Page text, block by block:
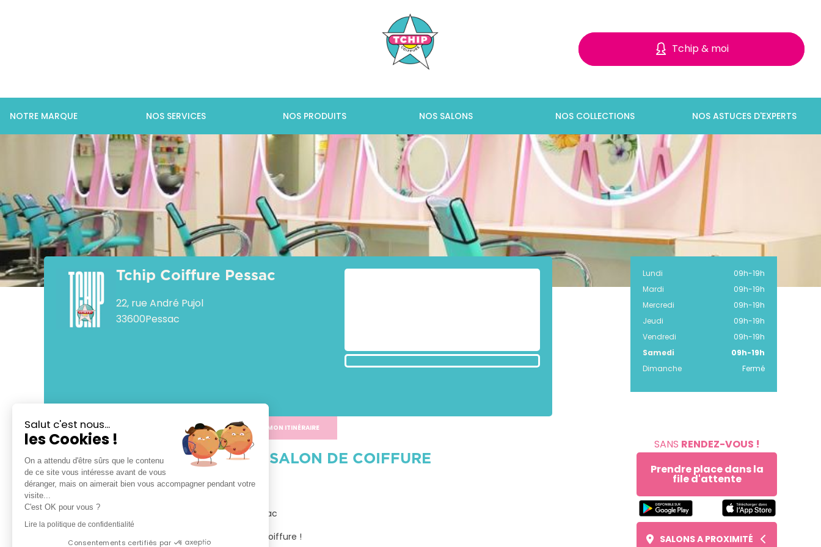
Tchip & moi
NOTRE MARQUE NOS SERVICES NOS PRODUITS NOS SALONS NOS COLLECTIONS NOS ASTUCES D'EXPERTS
Tchip Coiffure Pessac
22, rue André Pujol
33600Pessac
CALCULER MON ITINÉRAIRE
Lundi 09h-19h
Mardi
09h-19h
Mercredi
09h-19h
Jeudi
09h-19h
Vendredi
09h-19h
Samedi
09h-19h
Dimanche
Fermé
VOTRE SALON DE COIFFURE
TCHIP Coiffure Pessac
Bienvenue dans votre salon TCHIP Coiffure Pessac
Tchip vous propose le plaisir d’un vrai bon plan coiffure !
SANS RENDEZ-VOUS !
Prendre place dans la
file d'attente
SALONS A PROXIMITÉ
Salut c'est nous...
les Cookies !
On a attendu d'être sûrs que le contenu
de ce site vous intéresse avant de vous
déranger, mais on aimerait bien vous accompagner pendant votre
visite...
C'est OK pour vous ?
Lire la politique de confidentialité
Consentements certifiés par